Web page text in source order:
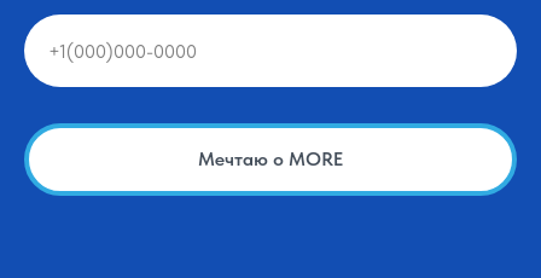
Мечтаю о MORE